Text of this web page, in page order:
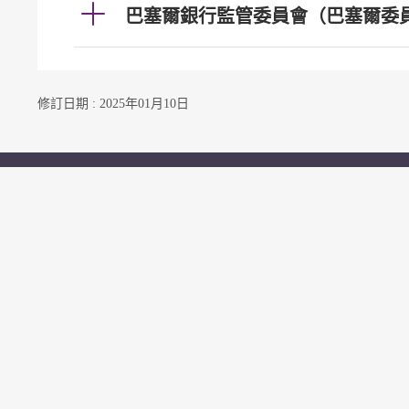
巴塞爾銀行監管委員會（巴塞爾委
修訂日期 : 2025年01月10日